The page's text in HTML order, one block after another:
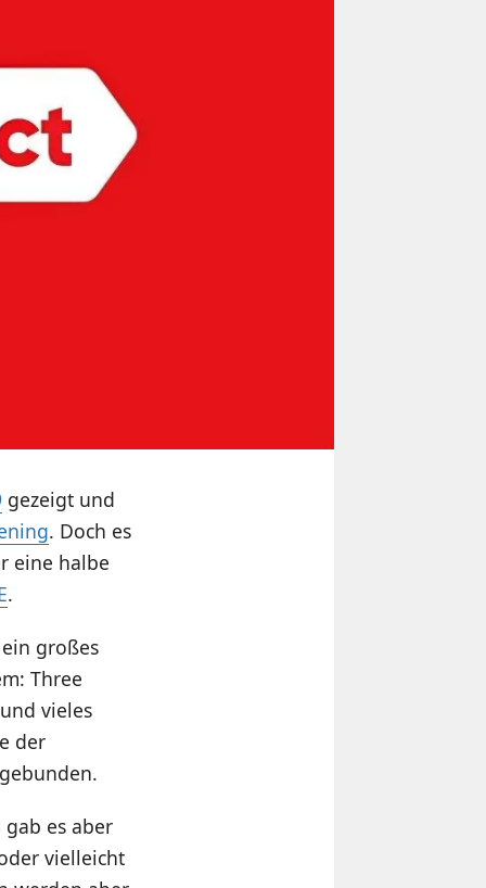
gezeigt und
. Doch es
eine halbe
.
großes
Three
vieles
der
gab es aber
vielleicht